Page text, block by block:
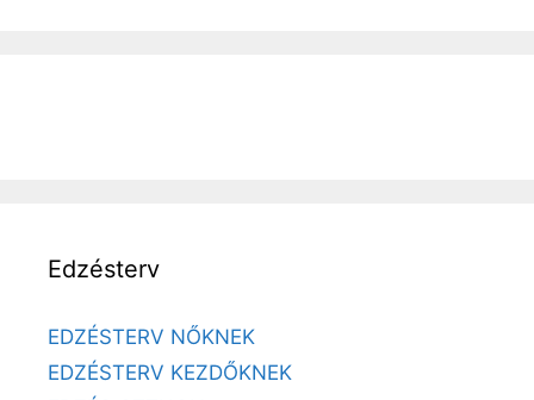
Edzésterv
EDZÉSTERV NŐKNEK
EDZÉSTERV KEZDŐKNEK